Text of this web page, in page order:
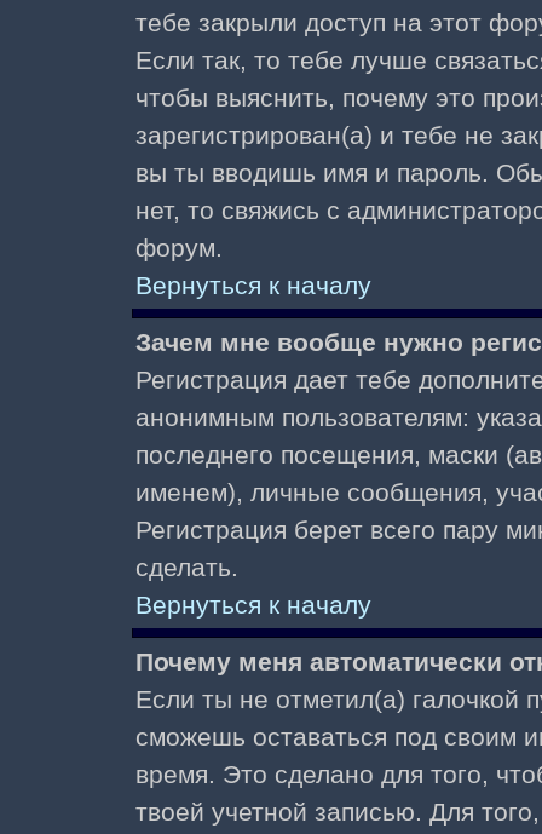
тебе закрыли доступ на этот
Если так, то тебе лучше
чтобы выяснить, почему это
зарегистрирован(а) и тебе не
вы ты вводишь имя и пароль.
нет, то свяжись с
форум.
Вернуться к началу
Зачем мне вообще нужно
Регистрация дает тебе
анонимным пользователям:
последнего посещения, маски
именем), личные сообщения,
Регистрация берет всего пару
сделать.
Вернуться к началу
Почему меня автоматически
Если ты не отметил(а) галочкой
сможешь оставаться под своим
время. Это сделано для того,
твоей учетной записью. Для